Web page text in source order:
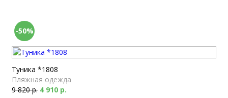
-50%
Туника *1808
Пляжная одежда
9 820 р. 4 910 р.